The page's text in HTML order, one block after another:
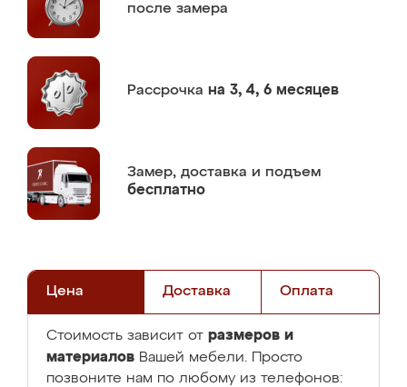
после замера
Рассрочка на 3, 4, 6 месяцев
Замер, доставка и подъем
бесплатно
Цена Доставка Оплата
Стоимость зависит от размеров и
материалов Вашей мебели. Просто
позвоните нам по любому из телефонов: